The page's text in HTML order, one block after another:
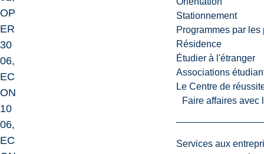
Stationnement
Programmes par les
Résidence
Étudier à l'étranger
Associations
Le Centre de
Faire affaires avec
Services aux
OP
ER
30
06,
EC
ON
10
06,
EC